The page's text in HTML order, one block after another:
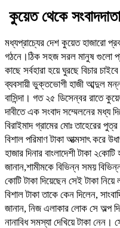
কুয়েত থেকে
মধ্যপ্রাচ্যের দেশ কুয়েত হাজারো
গঠনে।ঠিক সহজ সরল মানুষ গুলো
কাছে সর্বহারা হয়ে ঘুরছে বিচার
ব্যবসায়ী ভুক্তভোগী হাজী আব্দুল
বাসিন্দা। গত ২৫ ডিসেন্বর রাতে
দাবীতে এক সংবাদ সম্মেলনের মধ্য
বিরাইমাদ গ্রামের মোঃ তাহেরের
বিশাল পরিমাণ টাকা আত্মসাৎ করে
হাজার দিনার বাংলাদেশী টাকা
জানান,শামীমকে বিভিন্ন সময়
কোটি টাকা দিয়েছেন সেই টাকা
বিশাল টাকা তাকে কেন দিলেন,
জানান, নিজ এলাকার লোক সে অল্প
নানাবিধ সমস্যা দেখিয়ে টাকা নেন।